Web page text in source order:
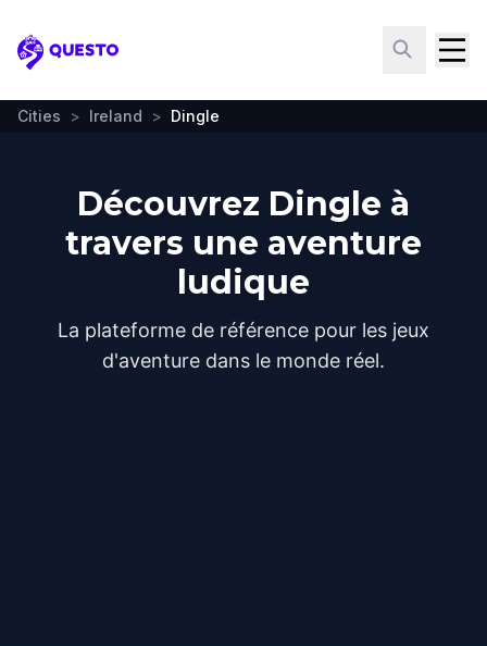
Questo
Cities > Ireland > Dingle
Découvrez Dingle à
travers une aventure
ludique
La plateforme de référence pour les jeux
d'aventure dans le monde réel.